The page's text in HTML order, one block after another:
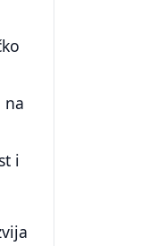
na
i